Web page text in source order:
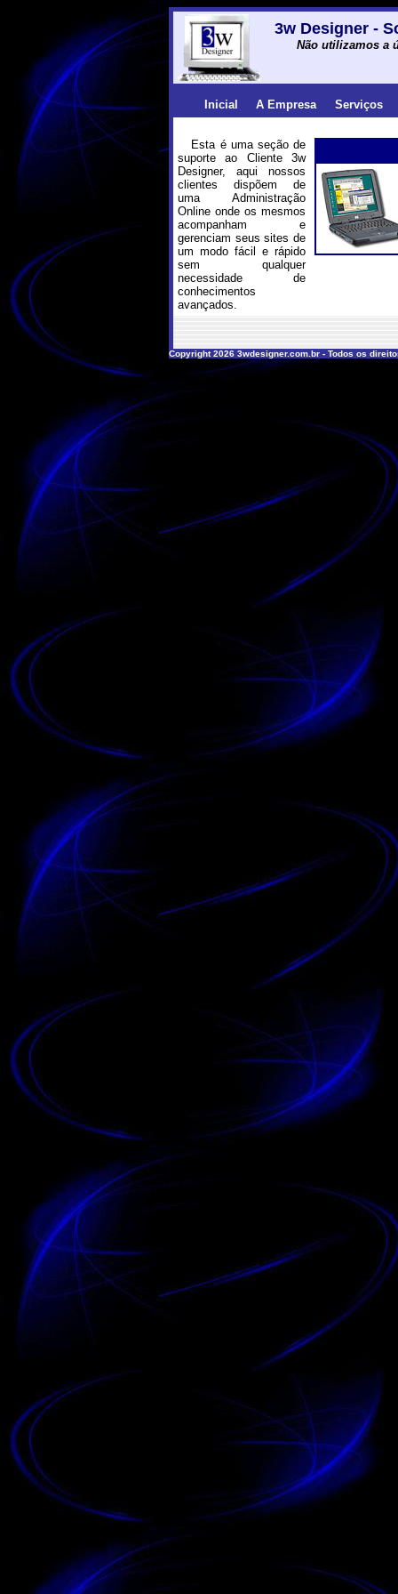
3w Designer -
Não utilizamos a
Inicial A Empresa Serviços
Esta é uma seção de
suporte ao Cliente 3w
Designer, aqui nossos
clientes dispõem de
uma Administração
Online onde os mesmos
acompanham e
gerenciam seus sites de
um modo fácil e rápido
sem qualquer
necessidade de
conhecimentos
avançados.
Copyright 2026 3wdesigner.com.br - Todos os